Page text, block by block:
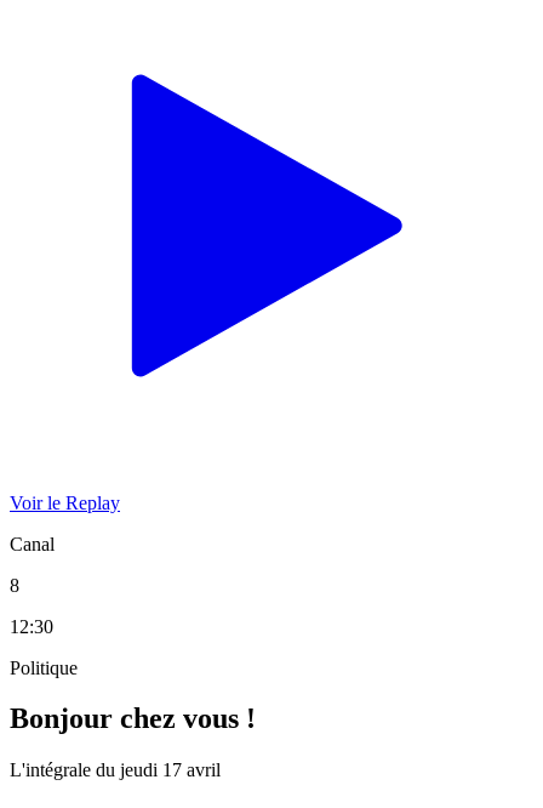
Voir le Replay
Canal
8
12:30
Politique
Bonjour chez vous !
L'intégrale du jeudi 17 avril